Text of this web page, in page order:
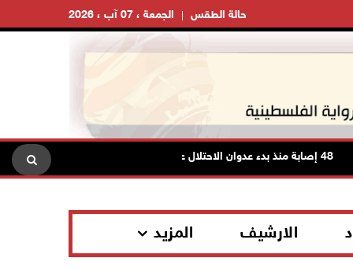
الجمعة ، 07 آب ، 2026 حالة الطقس
الارشيف المزيد